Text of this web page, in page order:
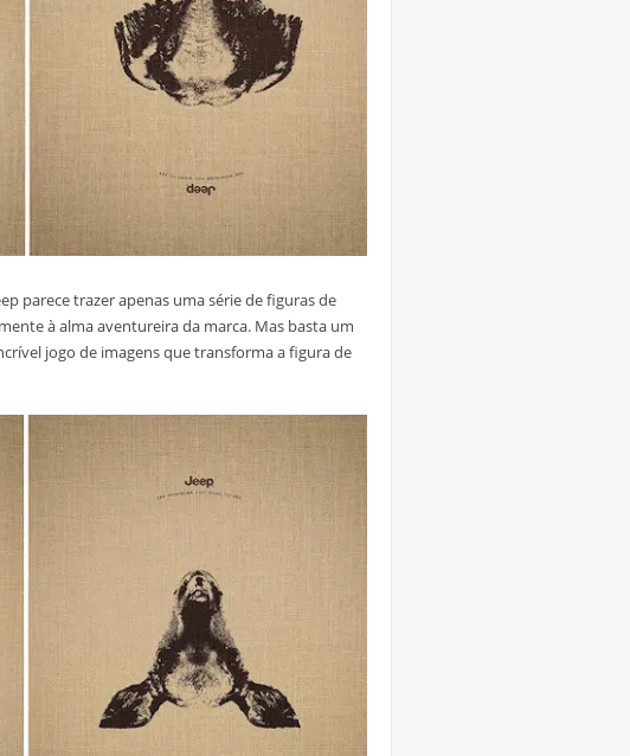
parece trazer apenas uma série de figuras de
à alma aventureira da marca. Mas basta um
jogo de imagens que transforma a figura de